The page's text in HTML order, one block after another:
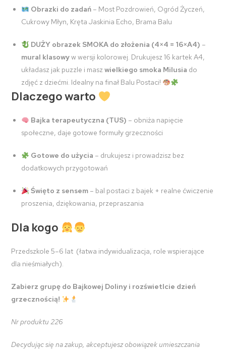
Obrazki do zadań – Most Pozdrowień, Ogród Życzeń,
Cukrowy Młyn, Kręta Jaskinia Echo, Brama Balu
DUŻY obrazek SMOKA do złożenia (4×4 = 16×A4) –
mural klasowyw wersji kolorowej. Drukujesz 16 kartek A4,
układasz jak puzzle i maszwielkiego smoka Milusia do
zdjęć z dziećmi. Idealny na finał Balu Postaci!
Dlaczego warto
Bajka terapeutyczna (TUS) – obniża napięcie
społeczne, daje gotowe formuły grzeczności
Gotowe do użycia – drukujesz i prowadzisz bez
dodatkowych przygotowań
Święto z sensem – bal postaci z bajek + realne ćwiczenie
proszenia, dziękowania, przepraszania
Dla kogo
Przedszkole 5–6 lat (łatwa indywidualizacja, role wspierające
dla nieśmiałych).
Zabierz grupę do Bajkowej Doliny i rozświetlcie dzień
grzecznością!
Nr produktu 226
Decydując się na zakup, akceptujesz obowiązek umieszczania